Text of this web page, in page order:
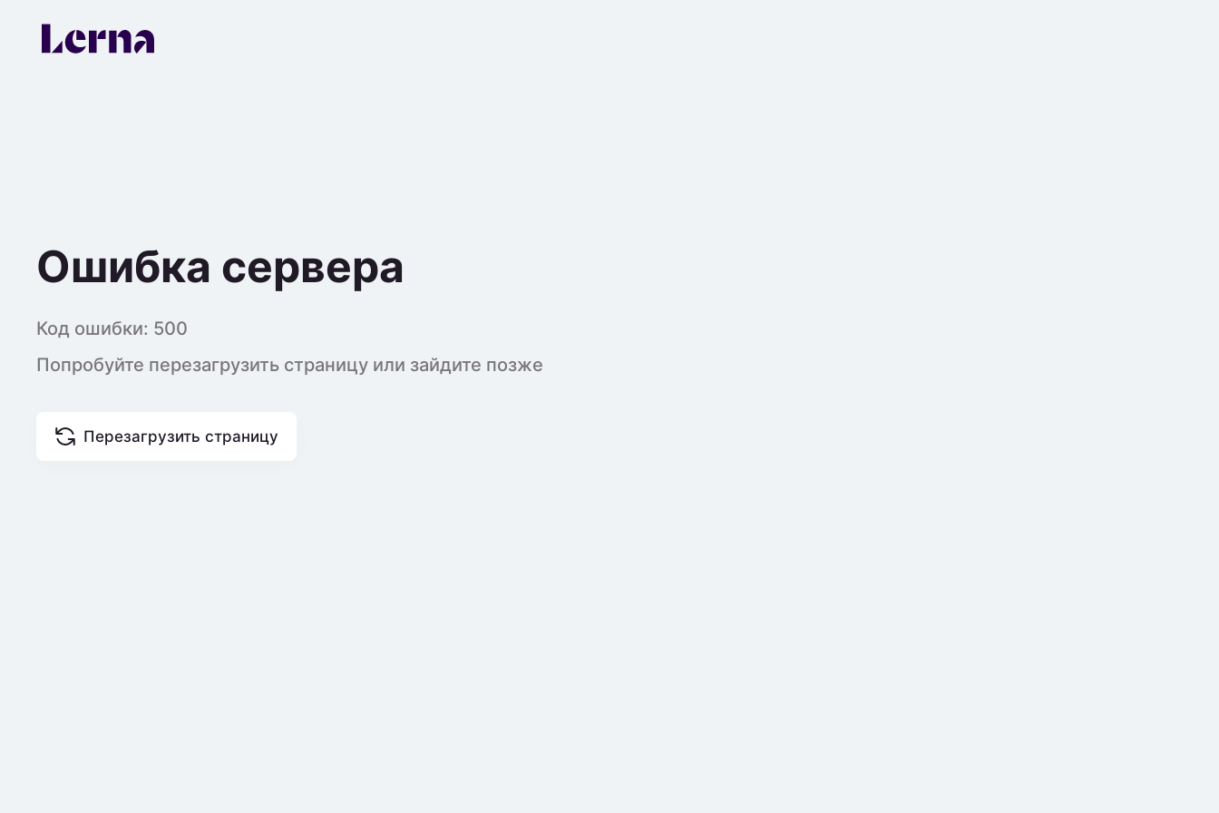
Ошибка сервера
Код ошибки: 500
Попробуйте перезагрузить страницу или зайдите позже
Перезагрузить страницу